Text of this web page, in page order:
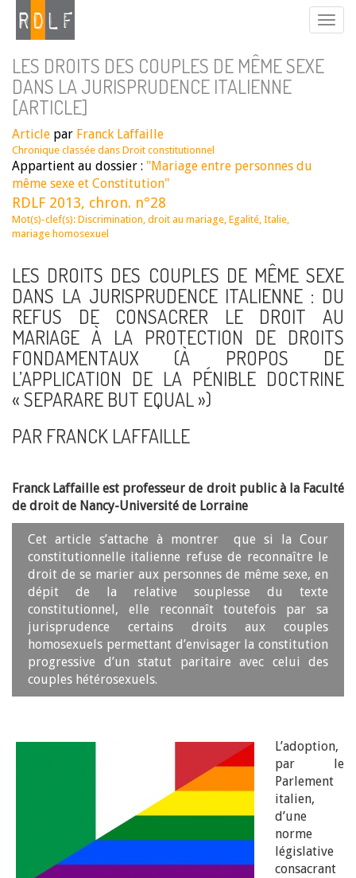
LES DROITS DES COUPLES DE MÊME SEXE
DANS LA JURISPRUDENCE ITALIENNE
[ARTICLE]
Article par Franck Laffaille
Chronique classée dans Droit constitutionnel
Appartient au dossier : "Mariage entre personnes du
même sexe et Constitution"
RDLF 2013, chron. n°28
Mot(s)-clef(s): Discrimination, droit au mariage, Egalité, Italie,
mariage homosexuel
LES DROITS DES COUPLES DE MÊME SEXE
DANS LA JURISPRUDENCE ITALIENNE : DU
REFUS DE CONSACRER LE DROIT AU
MARIAGE À LA PROTECTION DE DROITS
FONDAMENTAUX (À PROPOS DE
L’APPLICATION DE LA PÉNIBLE DOCTRINE
« SEPARARE BUT EQUAL »)
PAR FRANCK LAFFAILLE
Franck Laffaille est professeur de droit public à la Faculté
de droit de Nancy-Université de Lorraine
Cet article s’attache à montrer que si la Cour
constitutionnelle italienne refuse de reconnaître le
droit de se marier aux personnes de même sexe, en
dépit de la relative souplesse du texte
constitutionnel, elle reconnaît toutefois par sa
jurisprudence certains droits aux couples
homosexuels permettant d’envisager la constitution
progressive d’un statut paritaire avec celui des
couples hétérosexuels.
L’adoption,
par le
Parlement
italien,
d’une
norme
législative
consacrant